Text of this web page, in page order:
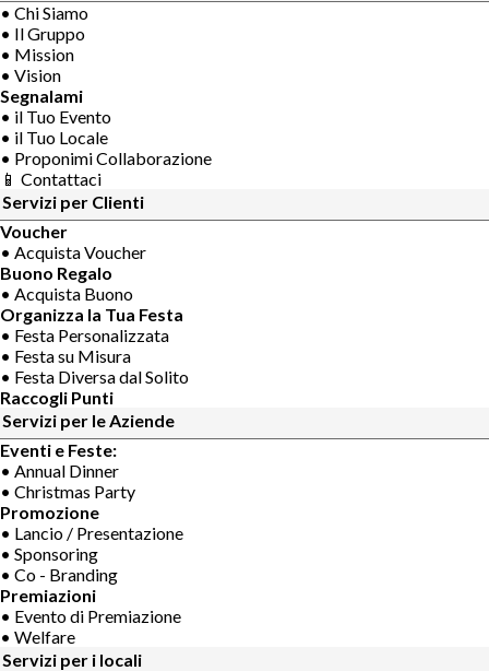
• Chi Siamo
• Il Gruppo
• Mission
• Vision
Segnalami
• il Tuo Evento
• il Tuo Locale
• Proponimi Collaborazione
📱 Contattaci
Servizi per Clienti
Voucher
• Acquista Voucher
Buono Regalo
• Acquista Buono
Organizza la Tua Festa
• Festa Personalizzata
• Festa su Misura
• Festa Diversa dal Solito
Raccogli Punti
Servizi per le Aziende
Eventi e Feste:
• Annual Dinner
• Christmas Party
Promozione
• Lancio / Presentazione
• Sponsoring
• Co - Branding
Premiazioni
• Evento di Premiazione
• Welfare
Servizi per i locali